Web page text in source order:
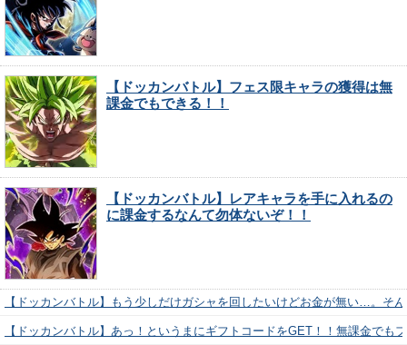
【ドッカンバトル】フェス限キャラの獲得は無
課金でもできる！！
【ドッカンバトル】レアキャラを手に入れるの
に課金するなんて勿体ないぞ！！
【ドッカンバトル】もう少しだけガシャを回したいけどお金が無い…。そ
【ドッカンバトル】あっ！というまにギフトコードをGET！！無課金でも